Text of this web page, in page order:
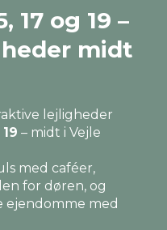
17 og 19 –
midt
lejligheder
– midt i Vejle
med caféer,
for døren, og
ejendomme med